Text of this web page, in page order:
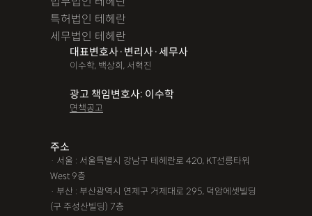
특허법인 테헤란
세무법인 테헤란
대표변호사·변리사·세무사
이수학, 백상희, 서혁진
광고 책임변호사: 이수학
면책공고
주소
· 서울 : 서울특별시 강남구 테헤란로 420, KT선릉타워
West 9층
· 부산 : 부산광역시 연제구 거제대로 295, 덕암에셋빌딩
(구 주성산빌딩) 7층